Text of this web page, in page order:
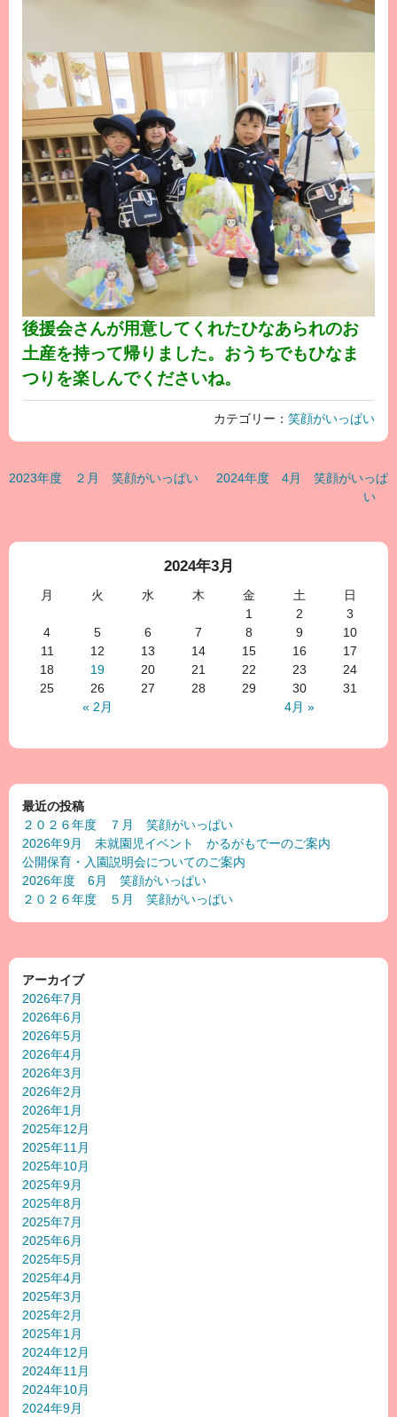
後援会さんが用意してくれたひなあられのお
土産を持って帰りました。おうちでもひなま
つりを楽しんでくださいね。
カテゴリー： 笑顔がいっぱい
2023年度 ２月 笑顔がいっぱい
2024年度 4月 笑顔がいっぱ
い
2024年3月
月 火 水 木 金 土 日
« 2月 4月 »
1 2
3
4
5 6 7 8 9
10
11
12 13 14 15 16
17
18
19 20 21 22 23
24
25
26 27 28 29 30 31
最近の投稿
２０２６年度 ７月 笑顔がいっぱい
2026年9月 未就園児イベント かるがもでーのご案内
公開保育・入園説明会についてのご案内
2026年度 6月 笑顔がいっぱい
２０２６年度 ５月 笑顔がいっぱい
アーカイブ
2026年7月
2026年6月
2026年5月
2026年4月
2026年3月
2026年2月
2026年1月
2025年12月
2025年11月
2025年10月
2025年9月
2025年8月
2025年7月
2025年6月
2025年5月
2025年4月
2025年3月
2025年2月
2025年1月
2024年12月
2024年11月
2024年10月
2024年9月